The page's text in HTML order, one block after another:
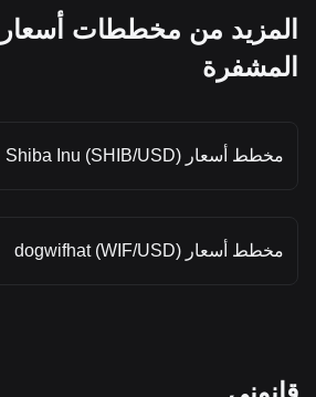
المزيد من مخططات أسعار
المشفرة
مخطط أسعار Shiba Inu (SHIB/USD)
مخطط أسعار dogwifhat (WIF/USD)